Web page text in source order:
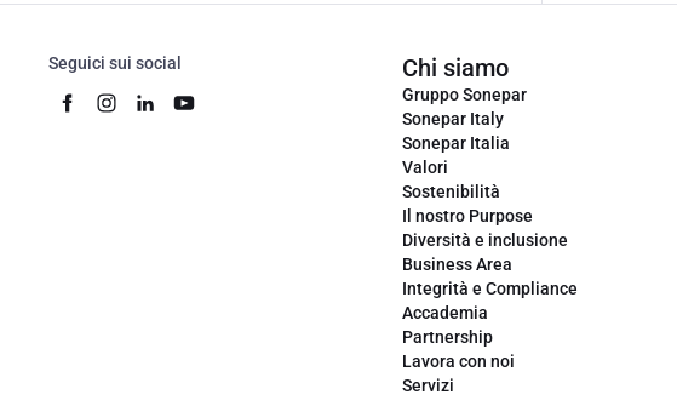
Seguici sui social Chi siamo
Gruppo Sonepar
Sonepar Italy
Sonepar Italia
Valori
Sostenibilità
Il nostro Purpose
Diversità e inclusione
Business Area
Integrità e Compliance
Accademia
Partnership
Lavora con noi
Servizi